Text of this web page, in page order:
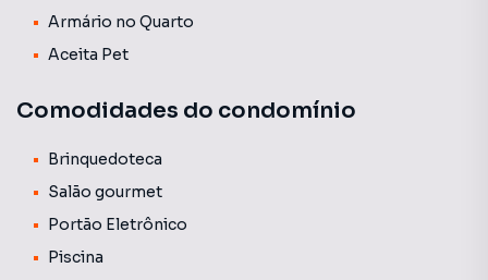
Armário no Quarto
Aceita Pet
Comodidades do condomínio
Brinquedoteca
Salão gourmet
Portão Eletrônico
Piscina